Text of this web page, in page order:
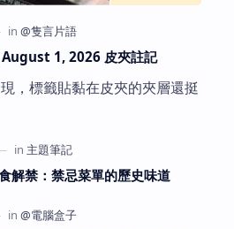
August 1, 2026 皮夾註記
，標籤貼黏在皮夾的夾層還挺
解禁：禁忌菜單的歷史味道